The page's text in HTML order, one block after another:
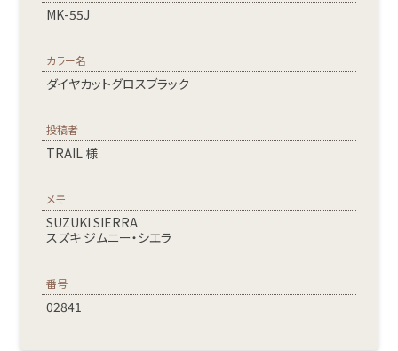
MK-55J
カラー名
ダイヤカットグロスブラック
投稿者
TRAIL 様
メモ
SUZUKI SIERRA
スズキ ジムニー・シエラ
番号
02841